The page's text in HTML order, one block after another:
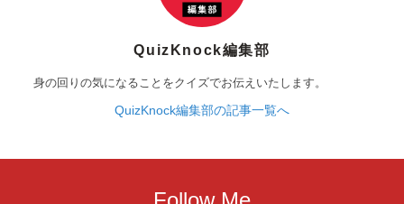
QuizKnock編集部
身の回りの気になることをクイズでお伝えいたします。
QuizKnock編集部の記事一覧へ